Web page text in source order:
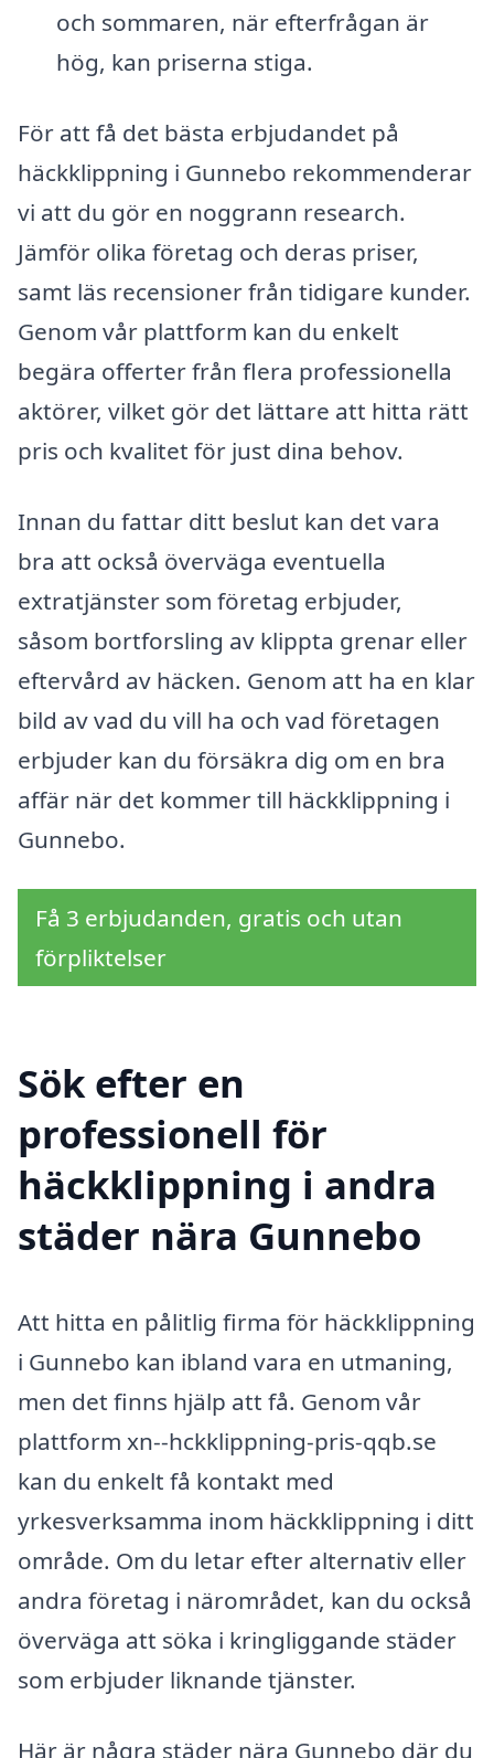
och sommaren, när efterfrågan är
hög, kan priserna stiga.
För att få det bästa erbjudandet på
häckklippning i Gunnebo rekommenderar
vi att du gör en noggrann research.
Jämför olika företag och deras priser,
samt läs recensioner från tidigare kunder.
Genom vår plattform kan du enkelt
begära offerter från flera professionella
aktörer, vilket gör det lättare att hitta rätt
pris och kvalitet för just dina behov.
Innan du fattar ditt beslut kan det vara
bra att också överväga eventuella
extratjänster som företag erbjuder,
såsom bortforsling av klippta grenar eller
eftervård av häcken. Genom att ha en klar
bild av vad du vill ha och vad företagen
erbjuder kan du försäkra dig om en bra
affär när det kommer till häckklippning i
Gunnebo.
Få 3 erbjudanden, gratis och utan
förpliktelser
Sök efter en
professionell för
häckklippning i andra
städer nära Gunnebo
Att hitta en pålitlig firma för häckklippning
i Gunnebo kan ibland vara en utmaning,
men det finns hjälp att få. Genom vår
plattform xn--hckklippning-pris-qqb.se
kan du enkelt få kontakt med
yrkesverksamma inom häckklippning i ditt
område. Om du letar efter alternativ eller
andra företag i närområdet, kan du också
överväga att söka i kringliggande städer
som erbjuder liknande tjänster.
Här är några städer nära Gunnebo där du